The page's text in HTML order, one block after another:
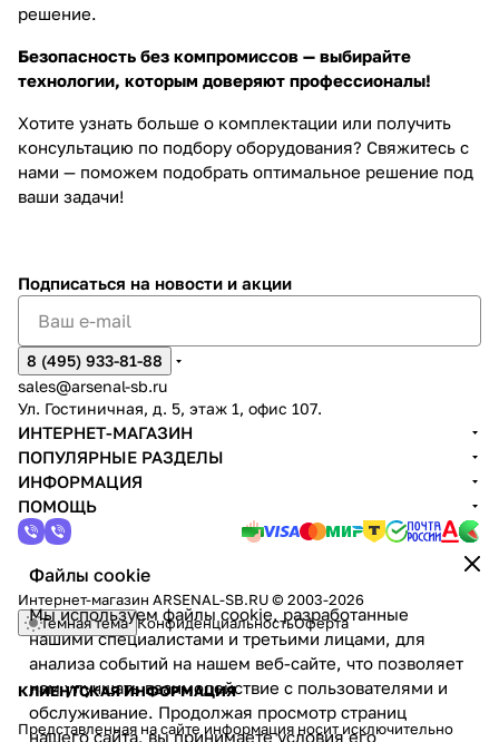
решение.
Безопасность без компромиссов — выбирайте
технологии, которым доверяют профессионалы!
Хотите узнать больше о комплектации или получить
консультацию по подбору оборудования? Свяжитесь с
нами — поможем подобрать оптимальное решение под
ваши задачи!
Файлы cookie
Мы используем файлы cookie, разработанные
нашими специалистами и третьими лицами, для
анализа событий на нашем веб-сайте, что позволяет
нам улучшать взаимодействие с пользователями и
обслуживание. Продолжая просмотр страниц
нашего сайта, вы принимаете условия его
Подписаться на новости и акции
8 (495) 933-81-88
sales@arsenal-sb.ru
Ул. Гостиничная, д. 5, этаж 1, офис 107.
ИНТЕРНЕТ-МАГАЗИН
ПОПУЛЯРНЫЕ РАЗДЕЛЫ
ИНФОРМАЦИЯ
ПОМОЩЬ
Интернет-магазин ARSENAL-SB.RU © 2003-2026
Темная тема КонфиденциальностьОферта
КЛИЕНТСКАЯ ИНФОРМАЦИЯ
Представленная на сайте информация носит исключительно